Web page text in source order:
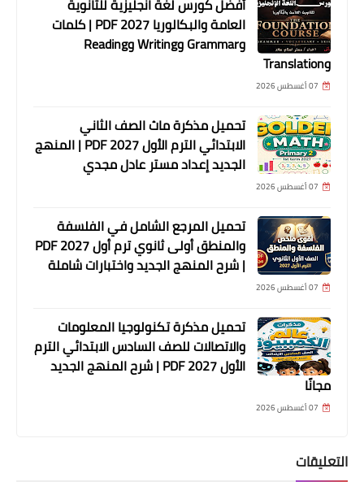
أفضل كورس لغة انجليزية للثانوية
العامة والبكالوريا 2027 PDF | كلمات
وGrammar وWriting وReading
وTranslation
07 أغسطس 2026
تحميل مذكرة ماث الصف الثاني
الابتدائي الترم الأول 2027 PDF | المنهج
الجديد إعداد مستر عادل مجدي
07 أغسطس 2026
تحميل المرجع الشامل في الفلسفة
والمنطق أولى ثانوي ترم أول 2027 PDF
| شرح المنهج الجديد واختبارات شاملة
07 أغسطس 2026
تحميل مذكرة تكنولوجيا المعلومات
والاتصالات للصف السادس الابتدائي الترم
الأول 2027 PDF | شرح المنهج الجديد
مجانًا
07 أغسطس 2026
التعليقات